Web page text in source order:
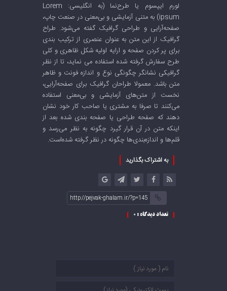
لورم ایپسوم یا طرح‌نما (به انگلیسی: Lorem
ipsum) به متنی آزمایشی و بی‌معنی در صنعت چاپ،
صفحه‌آرایی و طراحی گرافیک گفته می‌شود. طراح
گرافیک از این متن به عنوان عنصری از ترکیب بندی
برای پر کردن صفحه و ارایه اولیه شکل ظاهری و کلی
طرح سفارش گرفته شده استفاده می نماید، تا از نظر
گرافیکی نشانگر چگونگی نوع و اندازه فونت و ظاهر
متن باشد. معمولا طراحان گرافیک برای صفحه‌آرایی،
نخست از متن‌های آزمایشی و بی‌معنی استفاده
می‌کنند تا صرفا به مشتری یا صاحب کار خود نشان
دهند که صفحه طراحی یا صفحه بندی شده بعد از
اینکه متن در آن قرار گیرد چگونه به نظر می‌رسد و
قلم‌ها و اندازه‌بندی‌ها چگونه در نظر گرفته شده‌است.
به اشتراک بگذارید
http://pejvak-ghalam.ir/?p=145
تعداد دیدگاه : ۰